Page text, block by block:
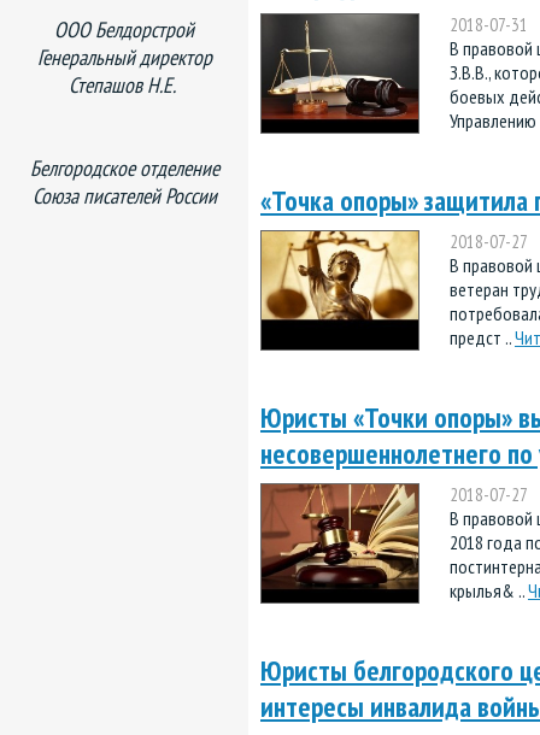
2018-07-31
В правовой
З.В.В.,
боевых
«Точка опоры» защитила
2018-07-27
В правовой
ветеран
предст ..
Юристы «Точки опоры»
несовершеннолетнего
2018-07-27
В правовой
2018 года
крылья& ..
Юристы белгородского
интересы инвалида
ООО Белдорстрой
Генеральный директор
Степашов Н.Е.
Белгородское отделение
Союза писателей России